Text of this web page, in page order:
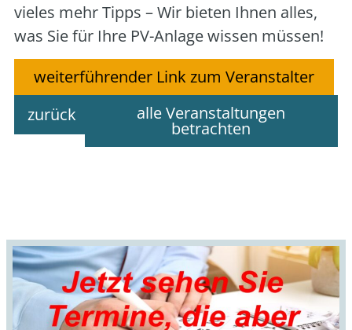
vie­les mehr Tipps – Wir bie­ten Ihnen alles,
was Sie für Ihre PV-Anla­ge wis­sen müs­sen!
weiterführender Link zum Veranstalter
zurück
alle Veranstaltungen
betrachten